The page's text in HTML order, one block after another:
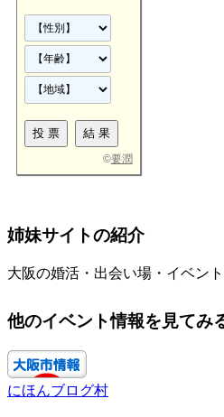
©要潤
姉妹サイトの紹介
大阪の婚活・出会い場・イベン
他のイベント情報を見てみ
にほんブログ村